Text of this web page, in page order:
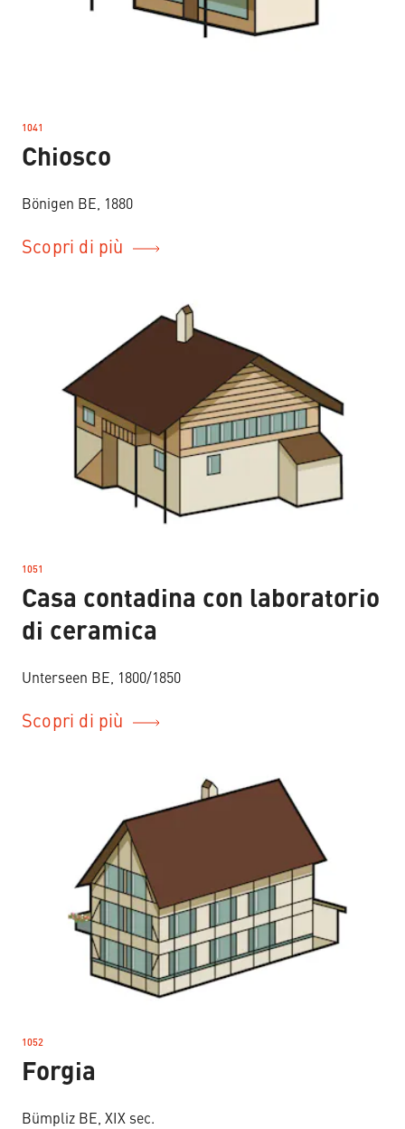
1041
–
Chiosco
Bönigen BE, 1880
Scopri di più
1051
–
Casa contadina con laboratorio
di ceramica
Unterseen BE, 1800/1850
Scopri di più
1052
–
Forgia
Bümpliz BE, XIX sec.